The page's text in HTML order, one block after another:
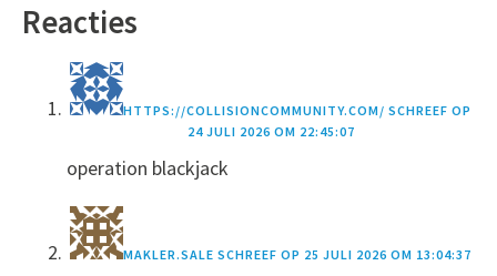
Reacties
HTTPS://COLLISIONCOMMUNITY.COM/ SCHREEF OP
24 JULI 2026 OM 22:45:07
operation blackjack
MAKLER.SALE SCHREEF OP 25 JULI 2026 OM 13:04:37